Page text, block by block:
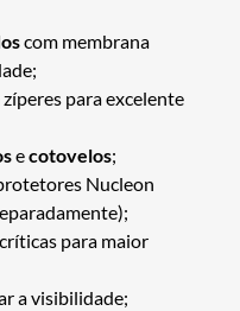
com membrana
zíperes para excelente
ecotovelos;
Nucleon
para maior
a visibilidade;